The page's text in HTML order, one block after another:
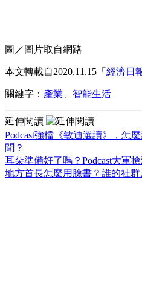
圖／圖片取自網路
本文轉載自2020.11.15「 經濟日
關鍵字： 產業 智能生活
延伸閱讀
Podcast強檔《敏迪選讀》，怎
聞？
耳朵準備好了嗎？Podcast大軍
地方首長怎麼用臉書？誰的社群